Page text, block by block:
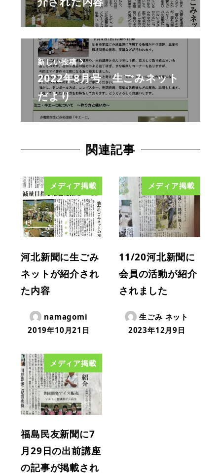
新しい投稿
2022年8月号 生ごみネット
だより
関連記事
メディア掲載
河北新聞に生ごみ
ネットが紹介され
た内容
namagomi
2019年10月21日
メディア掲載
11/20河北新聞に
会員の活動が紹介
されました
生ごみ ネット
2023年12月9日
メディア掲載
福島民友新聞に7
月29日の出前講座
の記事が掲載され